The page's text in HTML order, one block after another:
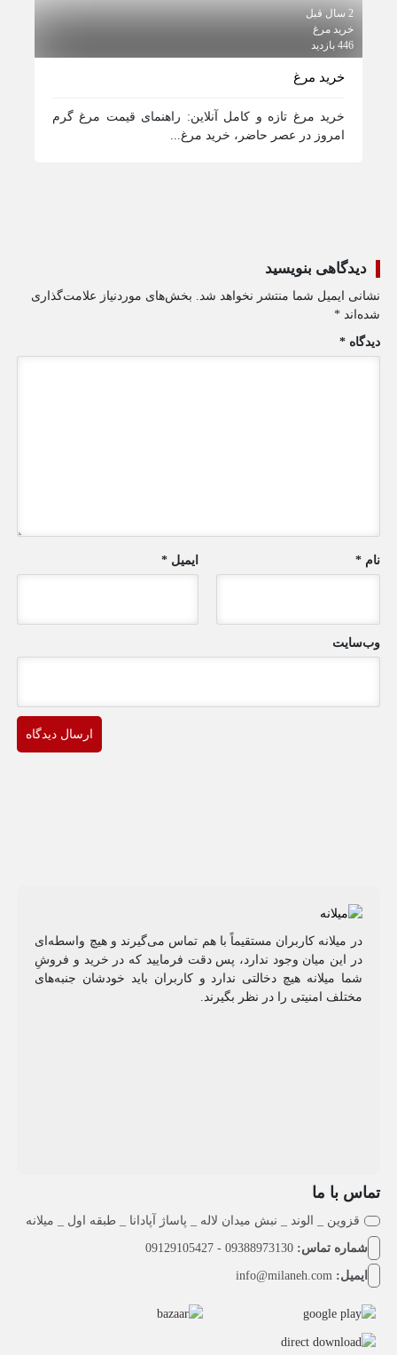
2 سال قبل
خرید مرغ
446 بازدید
خرید مرغ
خرید مرغ تازه و کامل آنلاین: راهنمای قیمت مرغ گرم
امروز در عصر حاضر، خرید مرغ...
دیدگاهی بنویسید
نشانی ایمیل شما منتشر نخواهد شد. بخش‌های موردنیاز علامت‌گذاری
شده‌اند*
دیدگاه*
نام* ایمیل *
وب‌سایت
در میلانه کاربران مستقیماً با هم تماس می‌گیرند و هیچ واسطه‌ای
در این میان وجود ندارد، پس دقت فرمایید که در خرید و فروشِ
شما میلانه هیچ دخالتی ندارد و کاربران باید خودشان جنبه‌های
مختلف امنیتی را در نظر بگیرند.
تماس با ما
قزوین _ الوند _ نبش میدان لاله _ پاساژ آپادانا _ طبقه اول _ میلانه
شماره تماس:09388973130 - 09129105427
ایمیل:info@milaneh.com